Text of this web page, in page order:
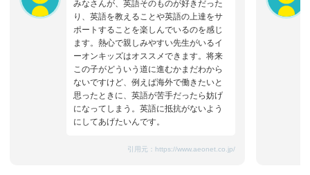
みなさんが、英語そのものが好きだった
り、英語を教えることや英語の上達をサ
ポートすることを楽しんでいるのを感じ
ます。熱心で親しみやすい先生がいるイ
ーオンキッズはオススメできます。将来
この子がどういう道に進むかまだわから
ないですけど、例えば海外で働きたいと
思ったときに、英語が苦手だったら妨げ
になってしまう。英語に抵抗がないよう
にしてあげたいんです。
引用元： https://www.aeonet.co.jp/